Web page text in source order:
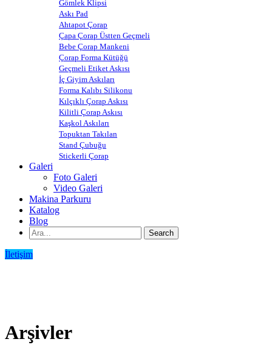
Gömlek Klipsi
Askı Pad
Ahtapot Çorap
Çapa Çorap Üstten Geçmeli
Bebe Çorap Mankeni
Çorap Forma Kütüğü
Geçmeli Etiket Askısı
İç Giyim Askıları
Forma Kalıbı Silikonu
Kılçıklı Çorap Askısı
Kilitli Çorap Askısı
Kaşkol Askıları
Topuktan Takılan
Stand Çubuğu
Stickerli Çorap
Galeri
Foto Galeri
Video Galeri
Makina Parkuru
Katalog
Blog
İletişim
Arşivler